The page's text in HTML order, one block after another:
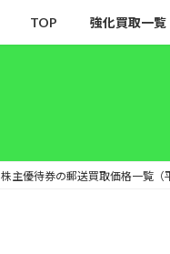
TOP 強化買取一覧
株主優待券の郵送買取価格一覧（